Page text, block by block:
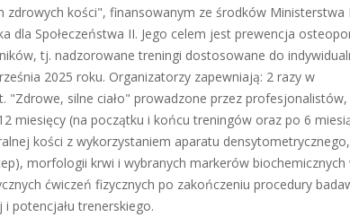
kości", finansowanym ze środków Ministerstwa
dla Społeczeństwa II. Jego celem jest prewencja
tj. nadzorowane treningi dostosowane do
2025 roku. Organizatorzy zapewniają: 2 razy w
"Zdrowe, silne ciało" prowadzone przez profesjonalistów,
miesięcy (na początku i końcu treningów oraz po 6
kości z wykorzystaniem aparatu densytometrycznego,
morfologii krwi i wybranych markerów biochemicznych
ćwiczeń fizycznych po zakończeniu procedury
potencjału trenerskiego.